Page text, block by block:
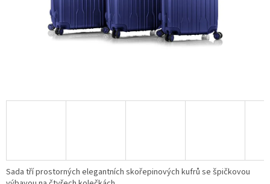
Sada tří prostorných elegantních skořepinových kufrů se špičkovou